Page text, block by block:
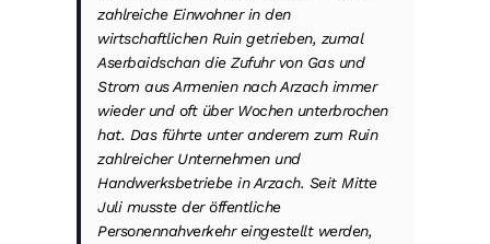
zahlreiche Einwohner in den
wirtschaftlichen Ruin getrieben, zumal
Aserbaidschan die Zufuhr von Gas und
Strom aus Armenien nach Arzach immer
wieder und oft über Wochen unterbrochen
hat. Das führte unter anderem zum Ruin
zahlreicher Unternehmen und
Handwerksbetriebe in Arzach. Seit Mitte
Juli musste der öffentliche
Personennahverkehr eingestellt werden,